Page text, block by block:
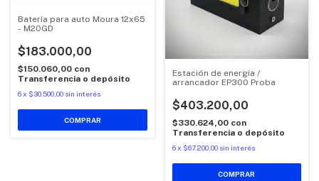
Batería para auto Moura 12x65
- M20GD
$183.000,00
$150.060,00 con
Transferencia o depósito
6x $30.500,00 sin interés
Estación de energía /
arrancador EP300 Proba
$403.200,00
$330.624,00 con
Transferencia o depósito
6 x $67.200,00 sin interés